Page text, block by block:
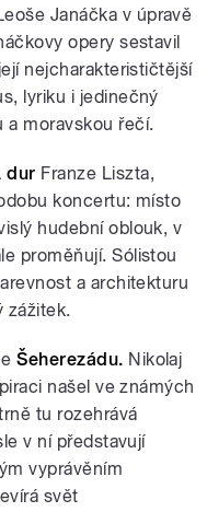
Janáčka v úpravě
opery sestavil
nejcharakterističtější
lyriku i jedinečný
a moravskou řečí.
dur Franze Liszta,
koncertu: místo
hudební oblouk, v
proměňují. Sólistou
a architekturu
zážitek.
Šeherezádu. Nikolaj
našel ve známých
tu rozehrává
v ní představují
vyprávěním
svět